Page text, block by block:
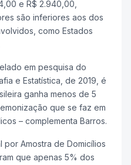
e R$ 2.940,00,
são inferiores aos dos
como Estados
em pesquisa do
e Estatística, de 2019, é
ganha menos de 5
que se faz em
– complementa Barros.
por Amostra de Domicílios
que apenas 5% dos